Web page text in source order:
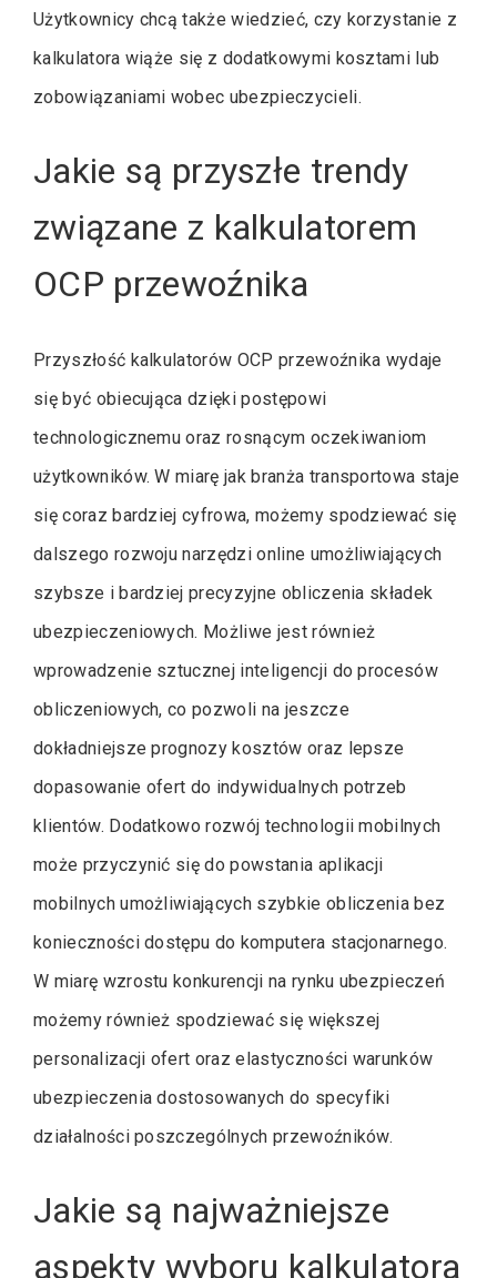
Użytkownicy chcą także wiedzieć, czy korzystanie z
kalkulatora wiąże się z dodatkowymi kosztami lub
zobowiązaniami wobec ubezpieczycieli.
Jakie są przyszłe trendy
związane z kalkulatorem
OCP przewoźnika
Przyszłość kalkulatorów OCP przewoźnika wydaje
się być obiecująca dzięki postępowi
technologicznemu oraz rosnącym oczekiwaniom
użytkowników. W miarę jak branża transportowa staje
się coraz bardziej cyfrowa, możemy spodziewać się
dalszego rozwoju narzędzi online umożliwiających
szybsze i bardziej precyzyjne obliczenia składek
ubezpieczeniowych. Możliwe jest również
wprowadzenie sztucznej inteligencji do procesów
obliczeniowych, co pozwoli na jeszcze
dokładniejsze prognozy kosztów oraz lepsze
dopasowanie ofert do indywidualnych potrzeb
klientów. Dodatkowo rozwój technologii mobilnych
może przyczynić się do powstania aplikacji
mobilnych umożliwiających szybkie obliczenia bez
konieczności dostępu do komputera stacjonarnego.
W miarę wzrostu konkurencji na rynku ubezpieczeń
możemy również spodziewać się większej
personalizacji ofert oraz elastyczności warunków
ubezpieczenia dostosowanych do specyfiki
działalności poszczególnych przewoźników.
Jakie są najważniejsze
aspekty wyboru kalkulatora